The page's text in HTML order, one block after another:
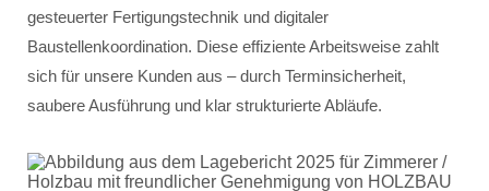
gesteuerter Fertigungstechnik und digitaler
Baustellenkoordination. Diese effiziente Arbeitsweise zahlt
sich für unsere Kunden aus – durch Terminsicherheit,
saubere Ausführung und klar strukturierte Abläufe.